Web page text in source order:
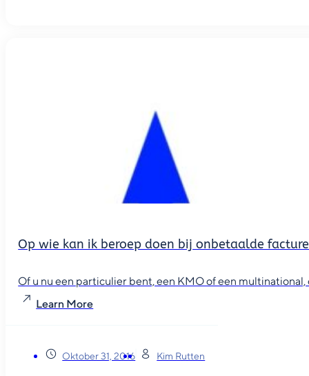
Op wie kan ik beroep doen bij onbetaalde
Of u nu een particulier bent, een KMO of een
Learn More
Oktober 31, 2016 Kim Rutten